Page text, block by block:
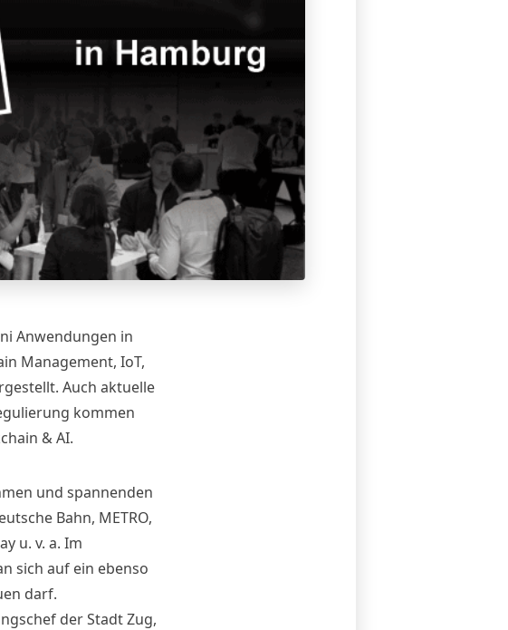
Anwendungen in
Management, IoT,
Auch aktuelle
kommen
& AI.
und spannenden
Bahn, METRO,
u. v. a. Im
sich auf ein ebenso
darf.
der Stadt Zug,